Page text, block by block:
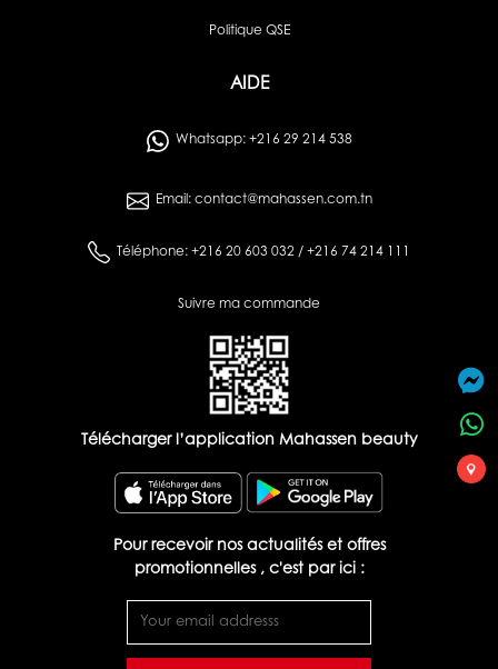
Politique QSE
AIDE
Whatsapp: +216 29 214 538
Email: contact@mahassen.com.tn
Téléphone: +216 20 603 032 / +216 74 214 111
Suivre ma commande
Télécharger l’application Mahassen beauty
Pour recevoir nos actualités et offres
promotionnelles , c'est par ici :